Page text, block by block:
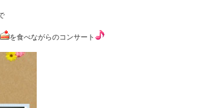
を食べながらのコンサート